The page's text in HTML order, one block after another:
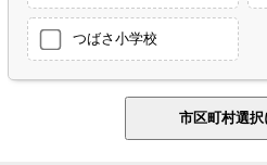
つばさ小学校